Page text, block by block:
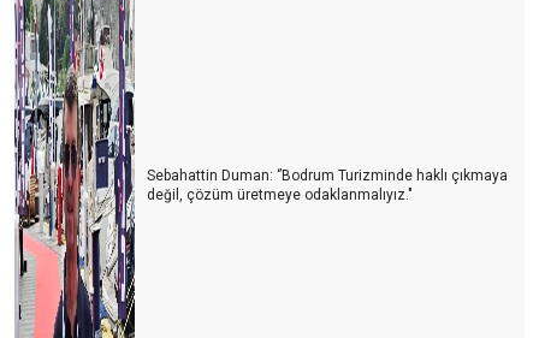
GURBETÇİ DEĞİL, ARTIK DÖRDÜNCÜ KUŞAK
Ben bu 2024'e pek ısınamadım
REHBERLER VAR OLMA MÜCAEDELESİ VERİYOR
ANTALYA TURİZMİNİN 10 YILI
BALON TURLARININ YENİ ROTASI PAMUKKALE
UNESCO BU YIL TÜRKİYE’Yİ PAS GEÇTİ
ÇOCUKLU AİLELERDE HER ÜÇ KİŞİDEN BİRİ ‘TÜRKİYE’ DEDİ
Sebahattin Duman: ‘’Bodrum Turizminde haklı çıkmaya
değil, çözüm üretmeye odaklanmalıyız."